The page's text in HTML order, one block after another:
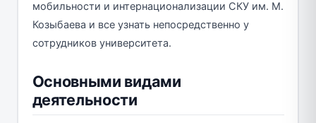
мобильности и интернационализации CКУ им. М.
Козыбаева и все узнать непосредственно у
сотрудников университета.
Основными видами
деятельности